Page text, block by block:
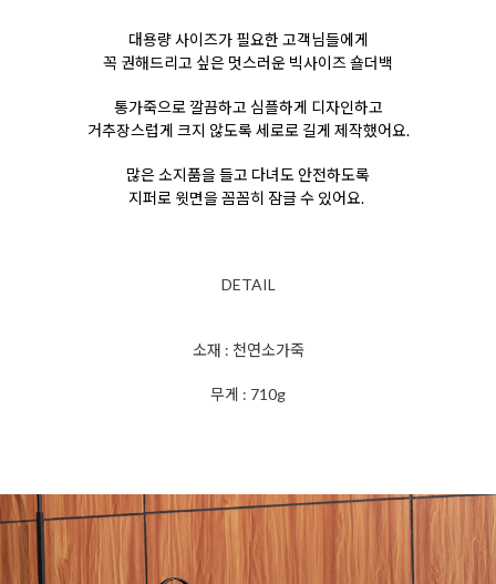
대용량 사이즈가 필요한 고객님들에게
꼭 권해드리고 싶은 멋스러운 빅사이즈 숄더백
통가죽으로 깔끔하고 심플하게 디자인하고
거추장스럽게 크지 않도록세로로 길게 제작했어요.
많은 소지품을 들고 다녀도 안전하도록
지퍼로 윗면을 꼼꼼히 잠글 수 있어요.
DETAIL
소재 : 천연소가죽
무게 : 710g